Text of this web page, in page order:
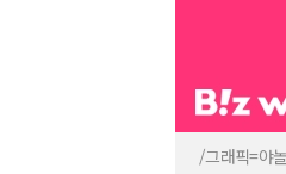
/그래픽=야